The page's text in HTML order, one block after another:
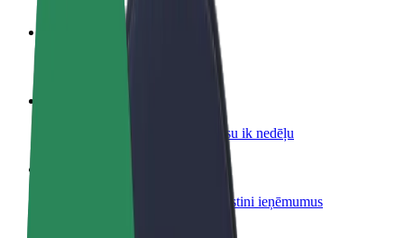
Kļūsti par autovadītāju
Piegādā ēdienu un saņem izmaksu ik nedēļu
Sasniedz vairāk klientu un paaugstini ieņēmumus